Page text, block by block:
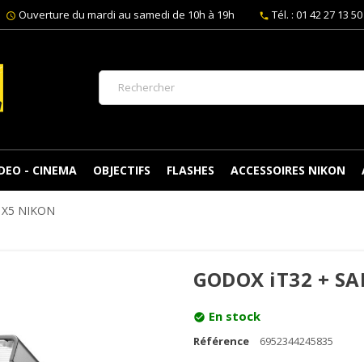
schedule Ouverture du mardi au samedi de 10h à 19h phone Tél. : 01 42 27 13 50
- CINEMA OBJECTIFS FLASHES ACCESSOIRES NIKON
NIKON
GODOX iT32 +
check_circle En stock
Référence 6952344245835